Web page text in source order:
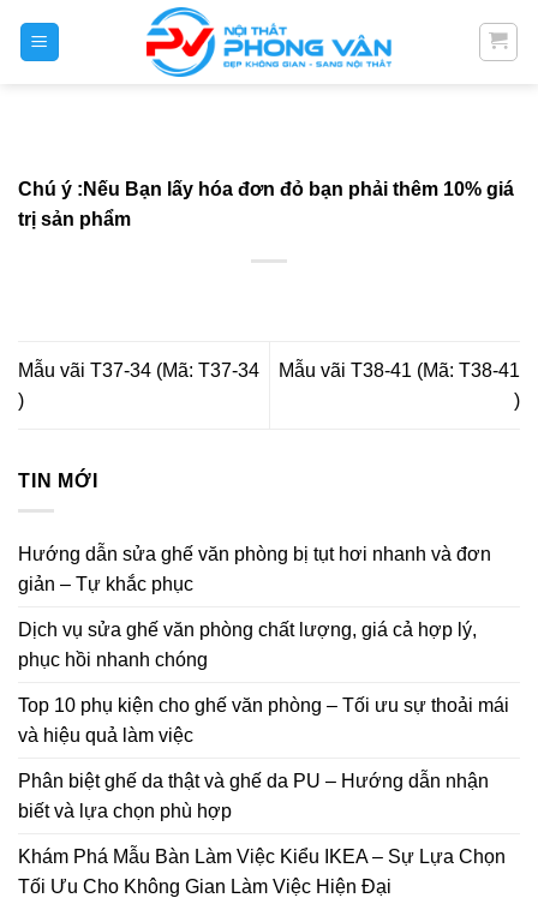
Chú ý :Nếu Bạn lấy hóa đơn đỏ bạn phải thêm 10% giá
trị sản phẩm
Mẫu vãi T37-34 (Mã: T37-34
)
Mẫu vãi T38-41 (Mã: T38-41
)
TIN MỚI
Hướng dẫn sửa ghế văn phòng bị tụt hơi nhanh và đơn
giản – Tự khắc phục
Dịch vụ sửa ghế văn phòng chất lượng, giá cả hợp lý,
phục hồi nhanh chóng
Top 10 phụ kiện cho ghế văn phòng – Tối ưu sự thoải mái
và hiệu quả làm việc
Phân biệt ghế da thật và ghế da PU – Hướng dẫn nhận
biết và lựa chọn phù hợp
Khám Phá Mẫu Bàn Làm Việc Kiểu IKEA – Sự Lựa Chọn
Tối Ưu Cho Không Gian Làm Việc Hiện Đại